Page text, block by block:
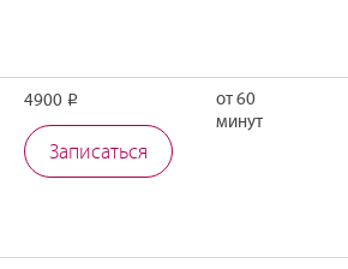
4900 Р
Записаться
от 60
минут